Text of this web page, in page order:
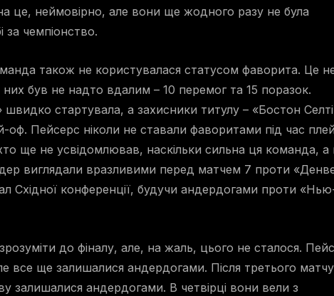
це, неймовірно, але вони ще жодного разу не була
за чемпіонство.
також не користувалася статусом фаворита. Це
був не надто вдалим – 10 перемог та 15 поразок.
стартувала, а захисники титулу – «Бостон
оф. Пейсерс ніколи не ставали фаворитами під час
ще не усвідомлював, наскільки сильна ця команда, а
виглядали вразливими перед матчем 7 проти
Східної конференції, будучи андердогами проти
до фіналу, але, на жаль, цього не сталося.
все ще залишалися андердогами. Після третього матчу
залишалися андердогами. В четвірці вони вели з